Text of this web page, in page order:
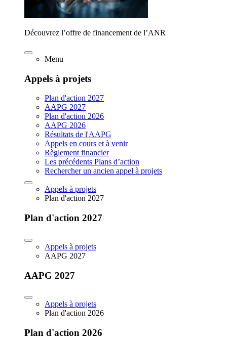
Découvrez l’offre de financement de l’ANR
Menu
Appels à projets
Plan d'action 2027
AAPG 2027
Plan d'action 2026
AAPG 2026
Résultats de l'AAPG
Appels en cours et à venir
Règlement financier
Les précédents Plans d’action
Rechercher un ancien appel à projets
Appels à projets
Plan d'action 2027
Plan d'action 2027
Appels à projets
AAPG 2027
AAPG 2027
Appels à projets
Plan d'action 2026
Plan d'action 2026